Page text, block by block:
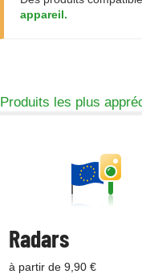
appareil.
Produits les plus
Radars
à partir de 9,90 €